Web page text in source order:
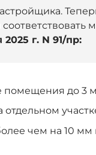
г. N 91/пр:
помещения до 3
чем на 10 мм